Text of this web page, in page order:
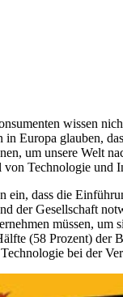
wissen
Europa glauben,
um unsere Welt
Technologie
ein, dass die
der Gesellschaft
müssen,
(58 Prozent) der
bei der